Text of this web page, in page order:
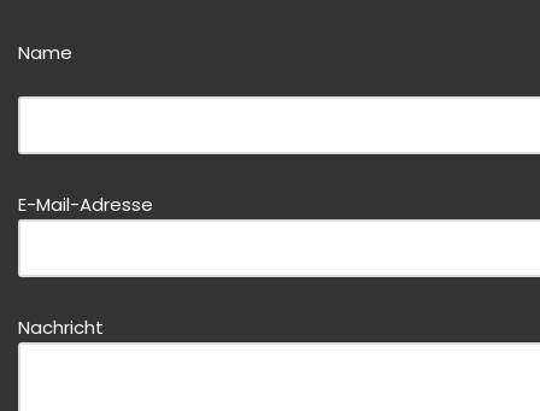
Name
Bitte dieses Feld leer lassen!
Bitte dieses Feld leer lassen!
E-Mail-Adresse
Nachricht